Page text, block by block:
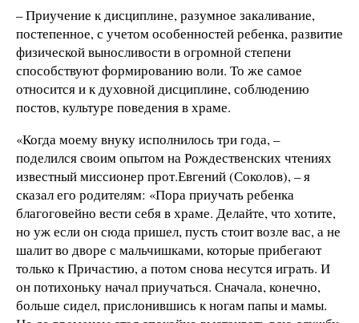
– Приучение к дисциплине, разумное закаливание,
постепенное, с учетом особенностей ребенка, развитие
физической выносливости в огромной степени
способствуют формированию воли. То же самое
относится и к духовной дисциплине, соблюдению
постов, культуре поведения в храме.
«Когда моему внуку исполнилось три года, –
поделился своим опытом на Рождественских чтениях
известный миссионер прот.Евгений (Соколов), – я
сказал его родителям: «Пора приучать ребенка
благоговейно вести себя в храме. Делайте, что хотите,
но уж если он сюда пришел, пусть стоит возле вас, а не
шалит во дворе с мальчишками, которые прибегают
только к Причастию, а потом снова несутся играть. И
он потихоньку начал приучаться. Сначала, конечно,
больше сидел, прислонившись к ногам папы и мамы.